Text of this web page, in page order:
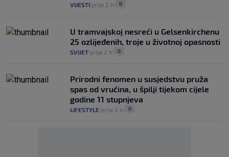
VIJESTI prije 2 h 0
U tramvajskoj nesreći u Gelsenkirchenu
25 ozlijeđenih, troje u životnoj opasnosti
SVIJET prije 2 h 0
Prirodni fenomen u susjedstvu pruža
spas od vrućina, u špilji tijekom cijele
godine 11 stupnjeva
LIFESTYLE prije 2 h 0